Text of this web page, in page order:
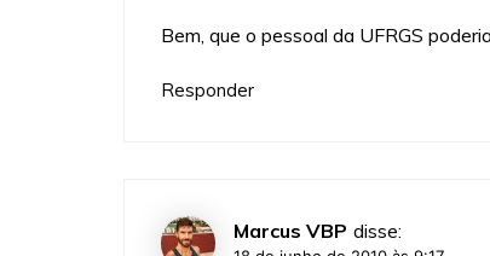
Bem, que o pessoal da UFRGS
Responder
Marcus VBP disse: